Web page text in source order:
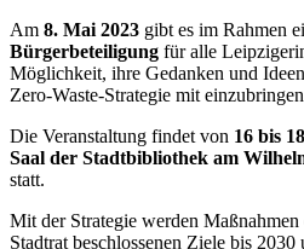
Am 8. Mai 2023 gibt es im Rahmen
Bürgerbeteiligung für alle
Möglichkeit, ihre Gedanken und
Zero-Waste-Strategie mit
Die Veranstaltung findet von 16 bis
Saal der Stadtbibliothek am
statt.
Mit der Strategie werden
Stadtrat beschlossenen Ziele bis 2030